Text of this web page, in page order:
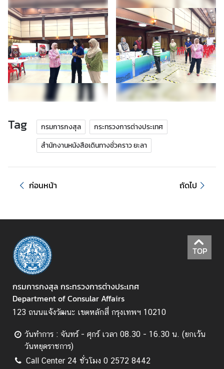
บ
ริ
ก
า
ร
ป
ร
ช
ช
ร้
รี
น
ส
อ
ท
.
ส
ก
ญ
Tag กรมการกงสุล
กระทรวงการต่างประเทศ
สำนักงานหนังสือเดินทางชั่วคราว ยะลา
ก่อนหน้า ถัดไป
TOP
กรมการกงสุล กระทรวงการต่างประเทศ
Department of Consular Affairs
123 ถนนแจ้งวัฒนะ เขตหลักสี่ กรุงเทพฯ 10210
วันทำการ : จันทร์ - ศุกร์ เวลา 08.30 - 16.30 น. (ยกเว้น
วันหยุดราชการ)
Call Center 24 ชั่วโมง 0 2572 8442